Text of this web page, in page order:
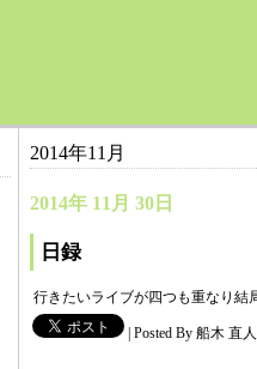
2014年11月
2014年 11月 30日
日録
行きたいライブが四つも重なり結
Posted By 船木 直人